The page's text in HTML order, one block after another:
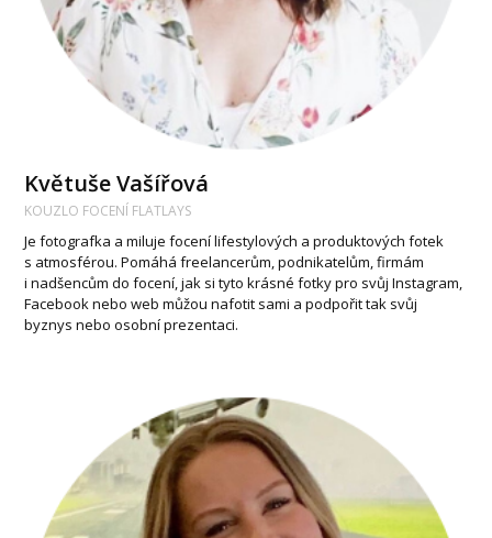
Květuše Vašířová
KOUZLO FOCENÍ FLATLAYS
Je fotografka a miluje focení lifestylových a produktových fotek
s atmosférou. Pomáhá freelancerům, podnikatelům, firmám
i nadšencům do focení, jak si tyto krásné fotky pro svůj Instagram,
Facebook nebo web můžou nafotit sami a podpořit tak svůj
byznys nebo osobní prezentaci.